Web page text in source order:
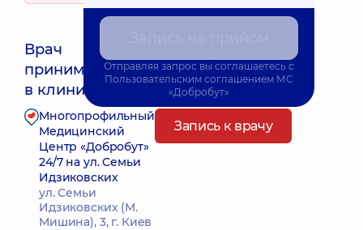
Врач
принимает
в клинике
Ближайшее время приема: Сьогодні о 15:15
Многопрофильный
Медицинский
Центр «Добробут»
24/7 на ул. Семьи
Идзиковских
ул. Семьи
Идзиковских (М.
Мишина), 3, г. Киев
Запись к врачу
Отправляя запрос вы соглашаетесь с
Пользовательским соглашением МС
«Добробут»